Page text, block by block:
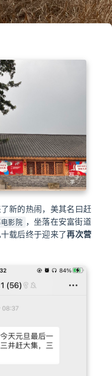
新的热闹，美其名曰赶
影院 ，坐落在安富街道
载后终于迎来了再次营